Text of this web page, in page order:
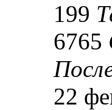
199
6765
22